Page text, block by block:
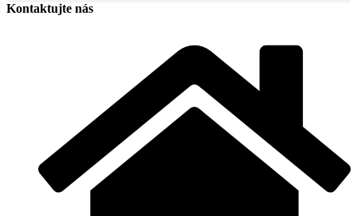
Kontaktujte nás